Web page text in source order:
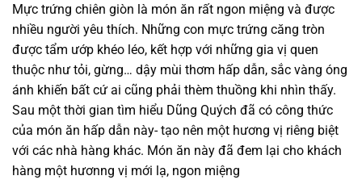
Mực trứng chiên giòn là món ăn rất ngon miệng và được
nhiều người yêu thích. Những con mực trứng căng tròn
được tẩm ướp khéo léo, kết hợp với những gia vị quen
thuộc như tỏi, gừng… dậy mùi thơm hấp dẫn, sắc vàng óng
ánh khiến bất cứ ai cũng phải thèm thuồng khi nhìn thấy.
Sau một thời gian tìm hiểu Dũng Quých đã có công thức
của món ăn hấp dẫn này- tạo nên một hương vị riêng biệt
với các nhà hàng khác. Món ăn này đã đem lại cho khách
hàng một hươnng vị mới lạ, ngon miệng